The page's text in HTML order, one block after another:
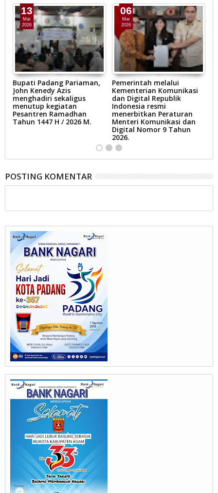
13
Mar
2026
Bupati Padang Pariaman,
John Kenedy Azis
menghadiri sekaligus
menutup kegiatan
Pesantren Ramadhan
Tahun 1447 H / 2026 M.
06
Mar
2026
Pemerintah melalui
Kementerian Komunikasi
dan Digital Republik
Indonesia resmi
menerbitkan Peraturan
Menteri Komunikasi dan
Digital Nomor 9 Tahun
2026.
POSTING KOMENTAR